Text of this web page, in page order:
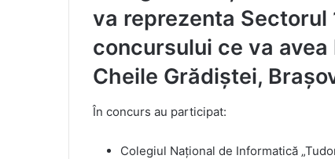
va reprezenta Sectorul
concursului ce va
Cheile Grădiștei,
În concurs au participat:
Colegiul Național de Informatică